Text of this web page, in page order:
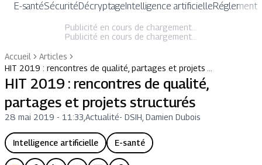
E-santéSécuritéDécryptageIntelligence artificielle
Publicité en cours de chargement...
Publicité en cours de chargement...
Accueil
Articles
HIT 2019 : rencontres de qualité, partages et projets …
HIT 2019 : rencontres de qualité,
partages et projets structurés
28 mai 2019 - 11:33 Actualité- DSIH, Damien Dubois
Intelligence artificielle E-santé